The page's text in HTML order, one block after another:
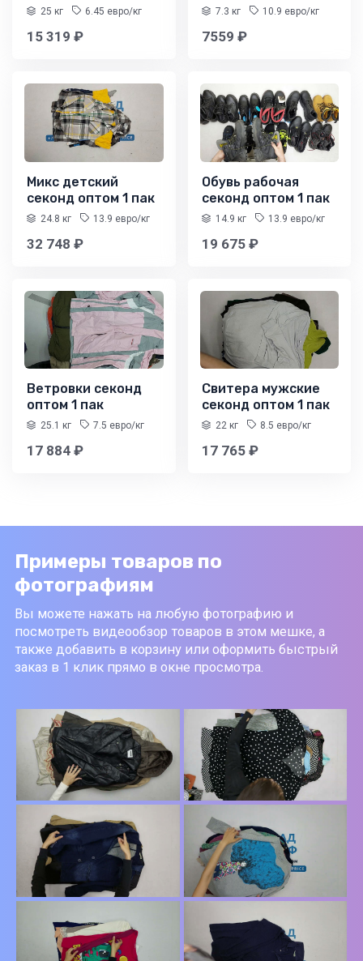
25 кг 6.45 евро/кг
15 319 ₽
7.3 кг 10.9 евро/кг
7559 ₽
Микс детский
секонд оптом 1 пак
24.8 кг 13.9 евро/кг
32 748 ₽
Обувь рабочая
секонд оптом 1 пак
14.9 кг 13.9 евро/кг
19 675 ₽
Ветровки секонд
оптом 1 пак
25.1 кг 7.5 евро/кг
17 884 ₽
Свитера мужские
секонд оптом 1 пак
22 кг 8.5 евро/кг
17 765 ₽
Примеры товаров по
фотографиям
Вы можете нажать на любую фотографию и
посмотреть видеообзор товаров в этом мешке, а
также добавить в корзину или оформить быстрый
заказ в 1 клик прямо в окне просмотра.